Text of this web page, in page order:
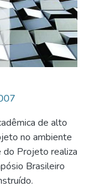
de alto
no ambiente
do Projeto realiza
Brasileiro